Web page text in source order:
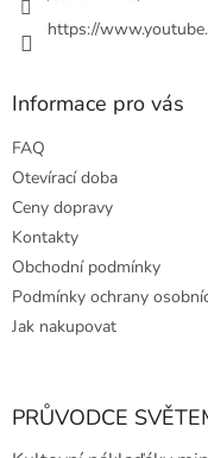
https://
Informace pro vás
FAQ
Otevírací doba
Ceny dopravy
Kontakty
Obchodní podmínky
Podmínky ochrany
Jak nakupovat
PRŮVODCE